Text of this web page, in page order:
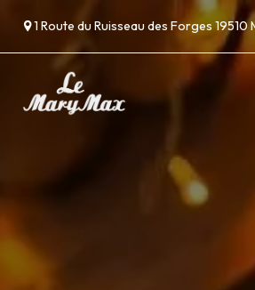
1 Route du Ruisseau des Forges 19510